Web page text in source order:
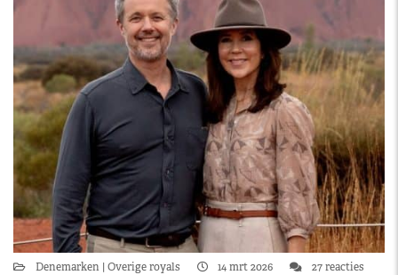
Denemarken Overige royals 14 mrt 2026 27 reacties